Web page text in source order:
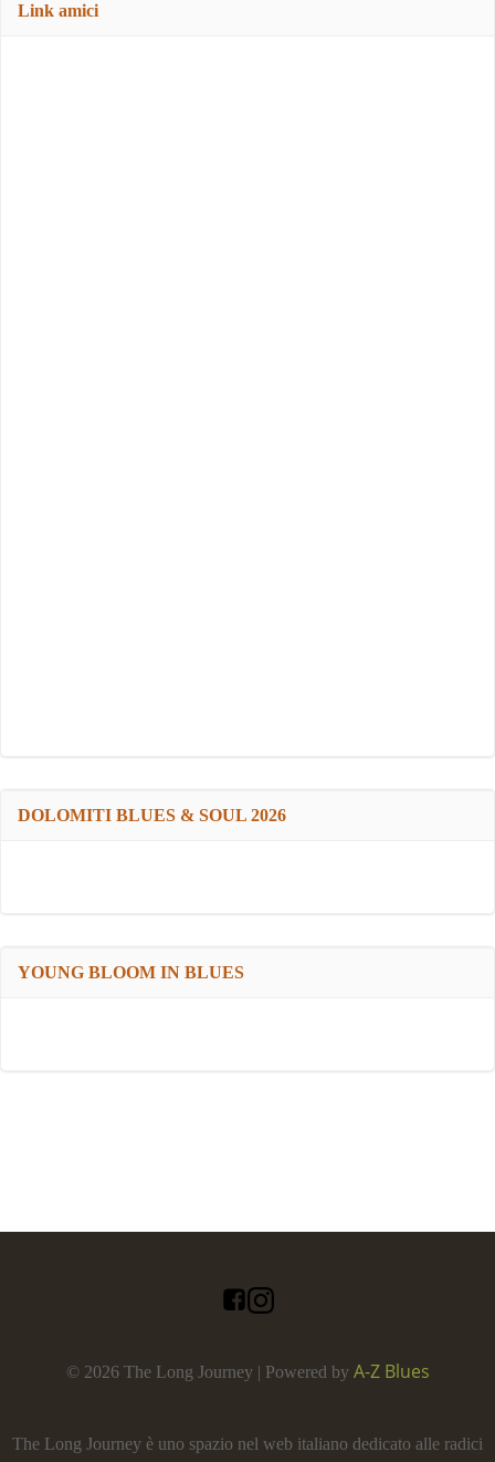
Link amici
DOLOMITI BLUES & SOUL 2026
YOUNG BLOOM IN BLUES
© 2026 The Long Journey | Powered by A-Z Blues
The Long Journey è uno spazio nel web italiano dedicato alle radici